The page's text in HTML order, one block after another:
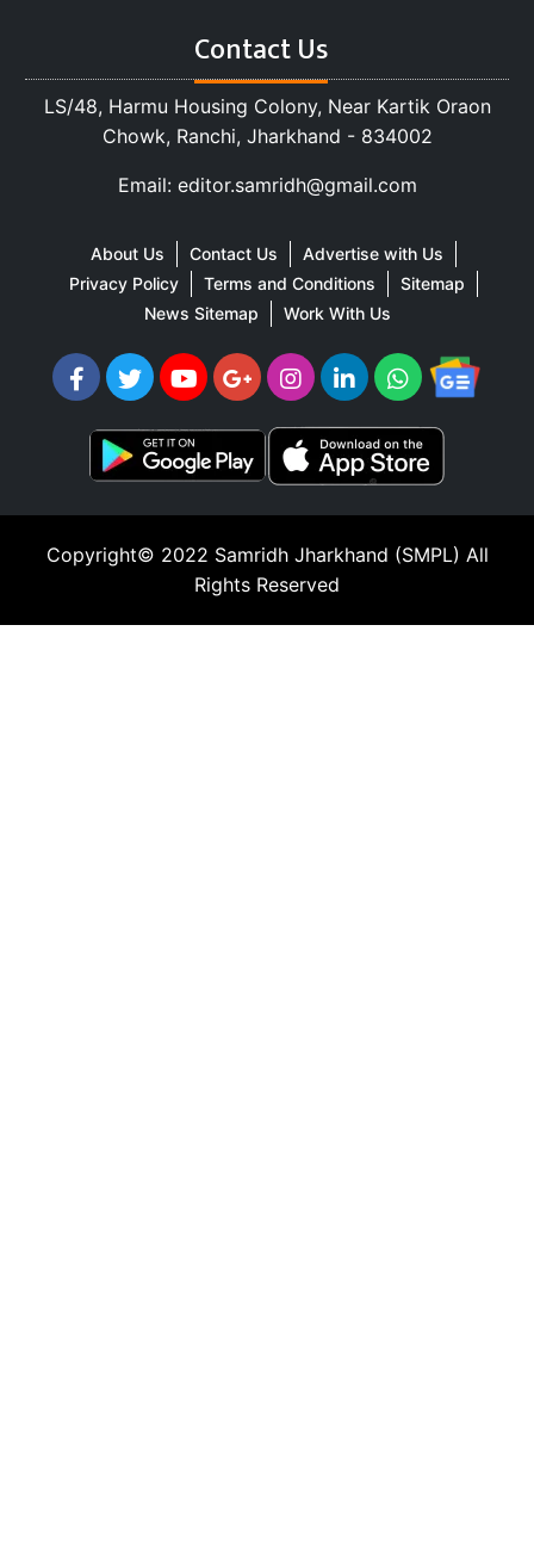
Contact Us
LS/48, Harmu Housing Colony, Near Kartik Oraon
Chowk, Ranchi, Jharkhand - 834002
Email: editor.samridh@gmail.com
About Us Contact Us
Advertise with Us
Privacy Policy
Terms and Conditions
Sitemap
News Sitemap
Work With Us
Copyright© 2022 Samridh Jharkhand (SMPL) All
Rights Reserved